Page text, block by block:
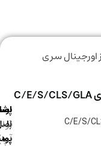
سری
اصالت
پشتیبانی
(واتس